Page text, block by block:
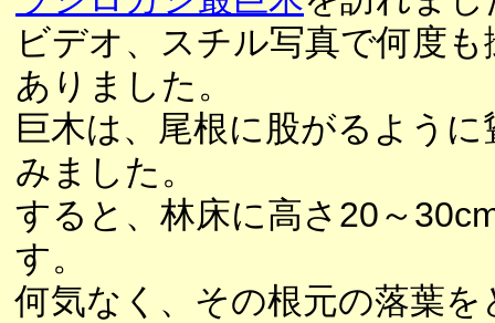
ビデオ、スチル写真で何度
ありました。
巨木は、尾根に股がるよう
みました。
すると、林床に高さ20～
す。
何気なく、その根元の落葉